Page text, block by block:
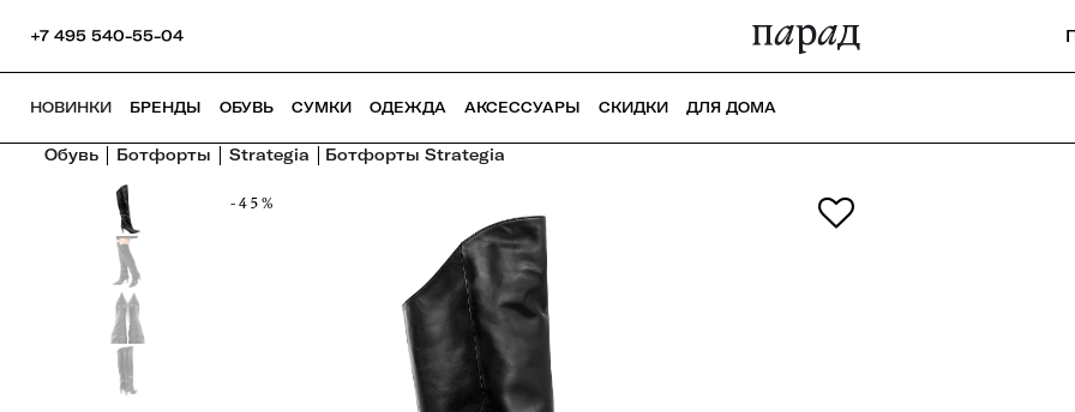
+7 495 540-55-04
НОВИНКИ БРЕНДЫ ОБУВЬ СУМКИ ОДЕЖДА АКСЕССУАРЫ СКИДКИ ДЛЯ ДОМА
Обувь Ботфорты Strategia Ботфорты Strategia
-45%